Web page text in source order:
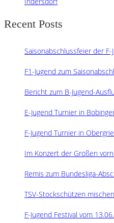
Recent Posts
Saisonabschlussfeier der F-
F1-Jugend zum
Bericht zum B-Jugend-
E-Jugend Turnier in
F-Jugend Turnier in
Im Konzert der Großen
Remis zum Bundesliga-
TSV-Stockschützen
F-Jugend Festival vom